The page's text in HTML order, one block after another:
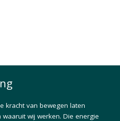
kracht van bewegen laten
wij werken. Die energie